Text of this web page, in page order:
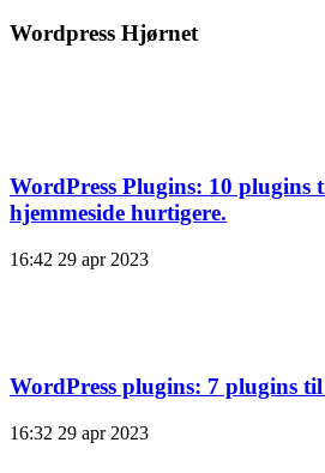
Wordpress Hjørnet
WordPress Plugins: 10 plugins
hjemmeside hurtigere.
16:42 29 apr 2023
WordPress plugins: 7 plugins
16:32 29 apr 2023